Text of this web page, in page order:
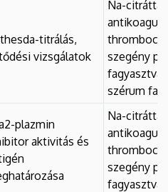
titrálás,
vizsgálatok
Na-citráttal
szegény
fagyasztva,
szérum
plazmin
aktivitás és
Na-citráttal
szegény
fagyasztva